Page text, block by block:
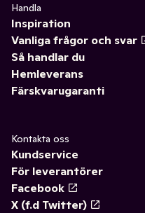
Handla
Inspiration
Vanliga frågor och svar
Så handlar du
Hemleverans
Färskvarugaranti
Kontakta oss
Kundservice
För leverantörer
Facebook
X (f.d Twitter)